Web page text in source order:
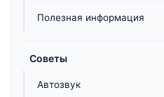
Полезная информация
Советы
Автозвук